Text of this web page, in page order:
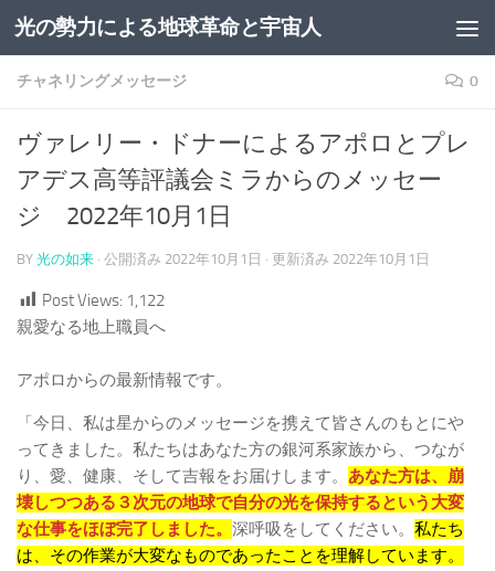
コンテンツへスキップ
光の勢力による地球革命と宇宙人
チャネリングメッセージ 0
ヴァレリー・ドナーによるアポロとプレ
アデス高等評議会ミラからのメッセー
ジ 2022年10月1日
BY 光の如来 · 公開済み 2022年10月1日 · 更新済み 2022年10月1日
Post Views: 1,122
親愛なる地上職員へ
アポロからの最新情報です。
「今日、私は星からのメッセージを携えて皆さんのもとにや
ってきました。私たちはあなた方の銀河系家族から、つなが
り、愛、健康、そして吉報をお届けします。 あなた方は、崩
壊しつつある３次元の地球で自分の光を保持するという大変
な仕事をほぼ完了しました。 深呼吸をしてください。 私たち
は、その作業が大変なものであったことを理解しています。